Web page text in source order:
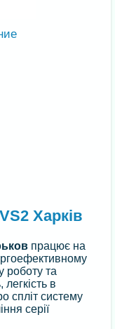
Харків
працює на
роботу та
в
спліт систему
серії